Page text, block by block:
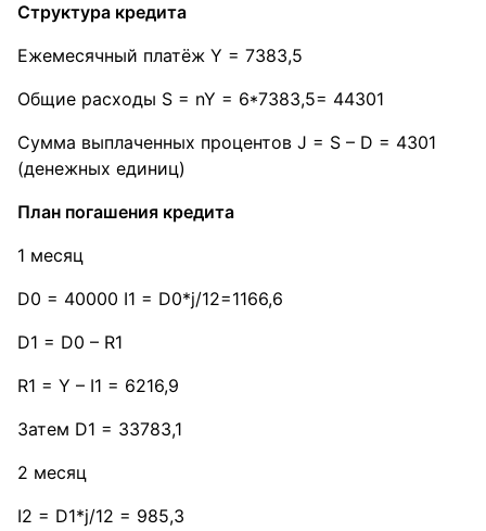
Структура кредита
Ежемесячный платёж Y = 7383,5
Общие расходы S = nY = 6*7383,5= 44301
Сумма выплаченных процентов J = S – D = 4301
(денежных единиц)
План погашения кредита
1 месяц
D0 = 40000 I1 = D0*j/12=1166,6
D1 = D0 – R1
R1 = Y – I1 = 6216,9
Затем D1 = 33783,1
2 месяц
I2 = D1*j/12 = 985,3